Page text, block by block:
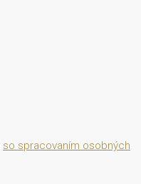
so spracovaním osobných